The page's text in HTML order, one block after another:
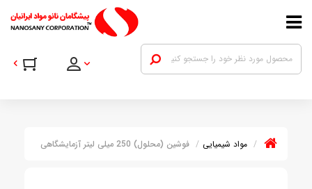
مواد شیمیایی فوشین (محلول) 250 میلی لیتر آزمایشگاهی